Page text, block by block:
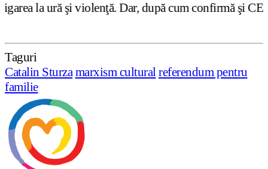
violenţă. Dar, după cum confirmă şi CEDO în
Taguri
Catalin Sturza marxism culturalreferendum pentru
familie